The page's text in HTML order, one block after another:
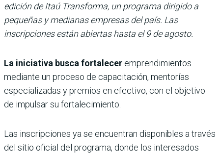
edición de Itaú Transforma, un programa dirigido a
pequeñas y medianas empresas del país. Las
inscripciones están abiertas hasta el 9 de agosto.
La iniciativa busca fortalecer emprendimientos
mediante un proceso de capacitación, mentorías
especializadas y premios en efectivo, con el objetivo
de impulsar su fortalecimiento.
Las inscripciones ya se encuentran disponibles a través
del sitio oficial del programa, donde los interesados